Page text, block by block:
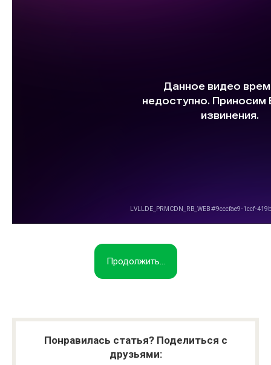
Продолжить...
Понравилась статья? Поделиться с
друзьями: